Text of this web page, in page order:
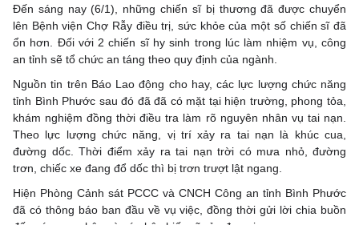
Đến sáng nay (6/1), những chiến sĩ bị thương đã được chuyển
lên Bệnh viện Chợ Rẫy điều trị, sức khỏe của một số chiến sĩ đã
ổn hơn. Đối với 2 chiến sĩ hy sinh trong lúc làm nhiệm vụ, công
an tỉnh sẽ tổ chức an táng theo quy định của ngành.
Nguồn tin trên Báo Lao động cho hay, các lực lượng chức năng
tỉnh Bình Phước sau đó đã đã có mặt tại hiện trường, phong tỏa,
khám nghiệm đồng thời điều tra làm rõ nguyên nhân vụ tai nạn.
Theo lực lượng chức năng, vị trí xảy ra tai nạn là khúc cua,
đường dốc. Thời điểm xảy ra tai nạn trời có mưa nhỏ, đường
trơn, chiếc xe đang đổ dốc thì bị trơn trượt lật ngang.
Hiện Phòng Cảnh sát PCCC và CNCH Công an tỉnh Bình Phước
đã có thông báo ban đầu về vụ việc, đồng thời gửi lời chia buồn